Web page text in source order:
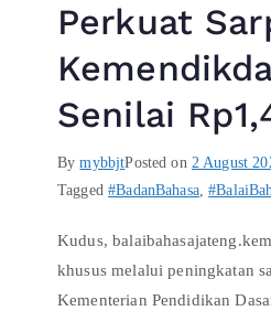
Perkuat
Senilai
BymybbjtPosted on 2 August
Tagged#BadanBahasa,
Kudus,
khusus melalui peningkatan
Kementerian Pendidikan